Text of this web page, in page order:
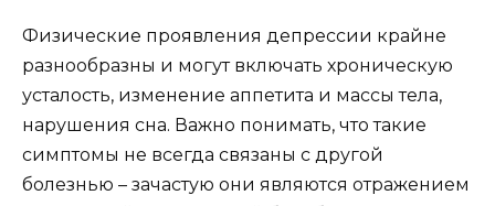
Физические проявления депрессии крайне
разнообразны и могут включать хроническую
усталость, изменение аппетита и массы тела,
нарушения сна. Важно понимать, что такие
симптомы не всегда связаны с другой
болезнью – зачастую они являются отражением